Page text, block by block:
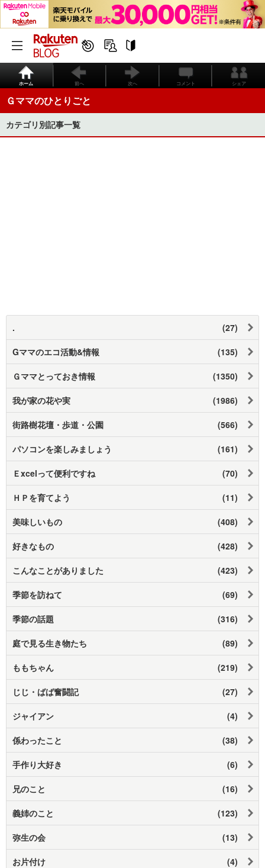
ホーム 前へ 次へ コメント シェア
Ｇママのひとりごと
カテゴリ別記事一覧
. (27)
Gママのエコ活動&情報 (135)
Ｇママとっておき情報 (1350)
我が家の花や実 (1986)
街路樹花壇・歩道・公園 (566)
パソコンを楽しみましょう (161)
Ｅxcelって便利ですね (70)
ＨＰを育てよう (11)
美味しいもの (408)
好きなもの (428)
こんなことがありました (423)
季節を訪ねて (69)
季節の話題 (316)
庭で見る生き物たち (89)
ももちゃん (219)
じじ・ばば奮闘記 (27)
ジャイアン (4)
係わったこと (38)
手作り大好き (6)
兄のこと (16)
義姉のこと (123)
弥生の会 (13)
お片付け (4)